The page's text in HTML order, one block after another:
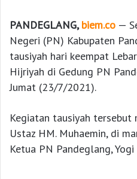
PANDEGLANG, biem.co —
Negeri (PN) Kabupaten
tausiyah hari keempat
Hijriyah di Gedung PN
Jumat (23/7/2021).
Kegiatan tausiyah tersebut
Ustaz HM. Muhaemin, di
Ketua PN Pandeglang,